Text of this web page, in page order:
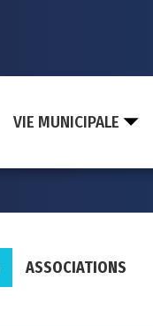
VIE MUNICIPALE
ASSOCIATIONS